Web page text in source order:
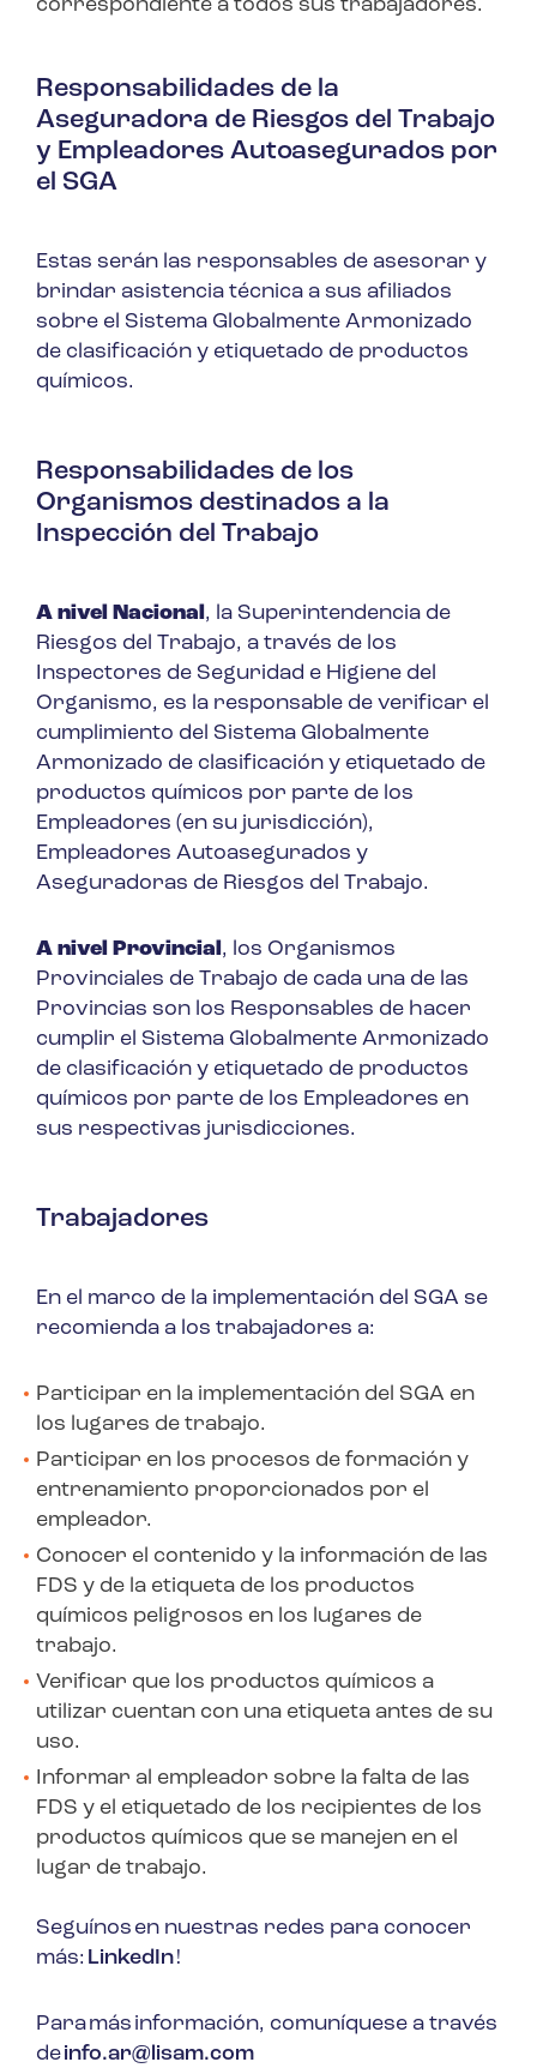
correspondiente a todos sus trabajadores.
Responsabilidades de la
Aseguradora de Riesgos del Trabajo
y Empleadores Autoasegurados por
el SGA
Estas serán las responsables de asesorar y
brindar asistencia técnica a sus afiliados
sobre el Sistema Globalmente Armonizado
de clasificación y etiquetado de productos
químicos.
Responsabilidades de los
Organismos destinados a la
Inspección del Trabajo
A nivel Nacional, la Superintendencia de
Riesgos del Trabajo, a través de los
Inspectores de Seguridad e Higiene del
Organismo, es la responsable de verificar el
cumplimiento del Sistema Globalmente
Armonizado de clasificación y etiquetado de
productos químicos por parte de los
Empleadores (en su jurisdicción),
Empleadores Autoasegurados y
Aseguradoras de Riesgos del Trabajo.
A nivel Provincial, los Organismos
Provinciales de Trabajo de cada una de las
Provincias son los Responsables de hacer
cumplir el Sistema Globalmente Armonizado
de clasificación y etiquetado de productos
químicos por parte de los Empleadores en
sus respectivas jurisdicciones.
Trabajadores
En el marco de la implementación del SGA se
recomienda a los trabajadores a:
Participar en la implementación del SGA en
los lugares de trabajo.
Participar en los procesos de formación y
entrenamiento proporcionados por el
empleador.
Conocer el contenido y la información de las
FDS y de la etiqueta de los productos
químicos peligrosos en los lugares de
trabajo.
Verificar que los productos químicos a
utilizar cuentan con una etiqueta antes de su
uso.
Informar al empleador sobre la falta de las
FDS y el etiquetado de los recipientes de los
productos químicos que se manejen en el
lugar de trabajo.
Seguínos en nuestras redes para conocer
más: LinkedIn!
Para más información, comuníquese a través
deinfo.ar@lisam.com